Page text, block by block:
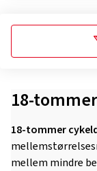
18-
18-tommer
mellem mindre